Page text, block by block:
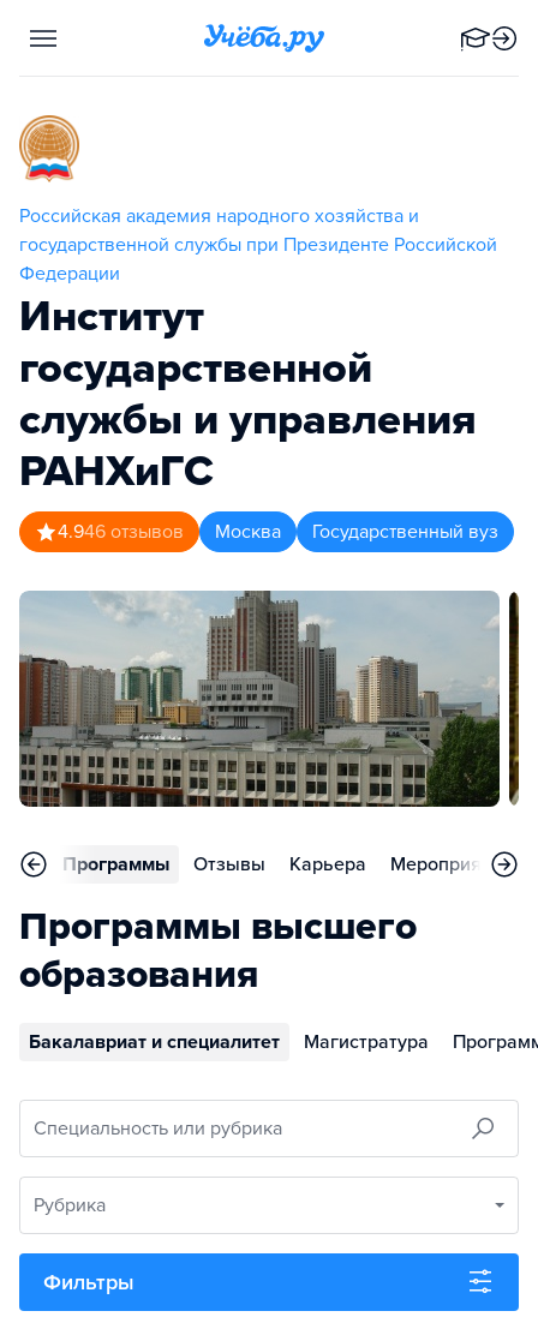
Российская академия народного хозяйства и
государственной службы при Президенте Российской
Федерации
Институт
государственной
службы и управления
РАНХиГС
4.946 отзывов Москва Государственный вуз
Программы Отзывы Карьера Мероприятия
Программы высшего
образования
Бакалавриат и специалитет Магистратура
Специальность или рубрика
Рубрика
Фильтры